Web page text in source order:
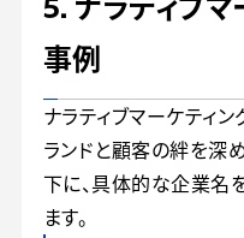
事例
ナラティブマーケティ
ランドと顧客の絆を深
下に、具体的な企業名
ます。